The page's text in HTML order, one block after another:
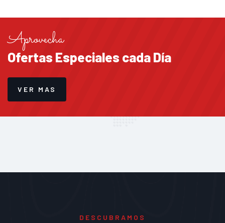
Aprovecha
Ofertas Especiales cada Día
VER MAS
DESCUBRAMOS